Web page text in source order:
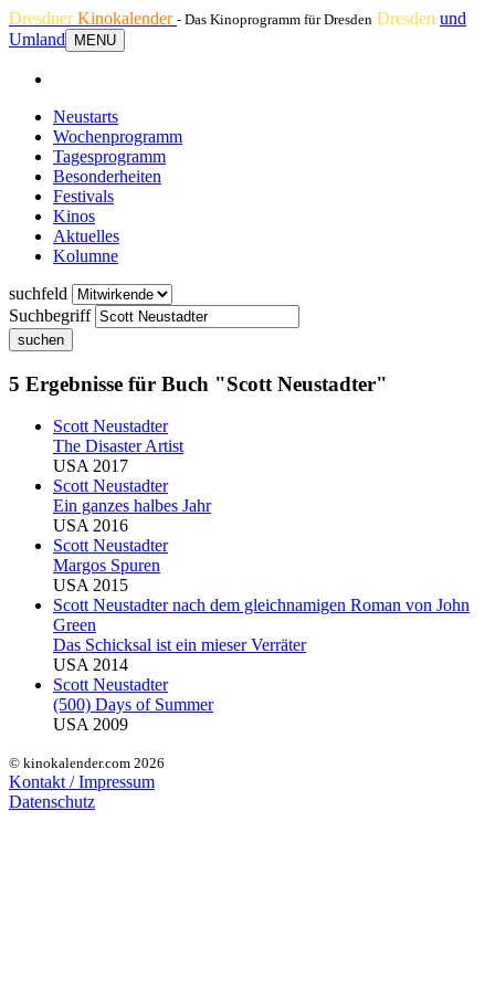
DresdnerKinokalender - Das Kinoprogramm für Dresden Dresden und
Umland
MENU
Neustarts
Wochenprogramm
Tagesprogramm
Besonderheiten
Festivals
Kinos
Aktuelles
Kolumne
suchfeld
Suchbegriff
suchen
5 Ergebnisse für Buch "Scott Neustadter"
Scott Neustadter
The Disaster Artist
USA 2017
Scott Neustadter
Ein ganzes halbes Jahr
USA 2016
Scott Neustadter
Margos Spuren
USA 2015
Scott Neustadternach dem gleichnamigen Roman von John
Green
Das Schicksal ist ein mieser Verräter
USA 2014
Scott Neustadter
(500) Days of Summer
USA 2009
© kinokalender.com 2026
Kontakt / Impressum
Datenschutz